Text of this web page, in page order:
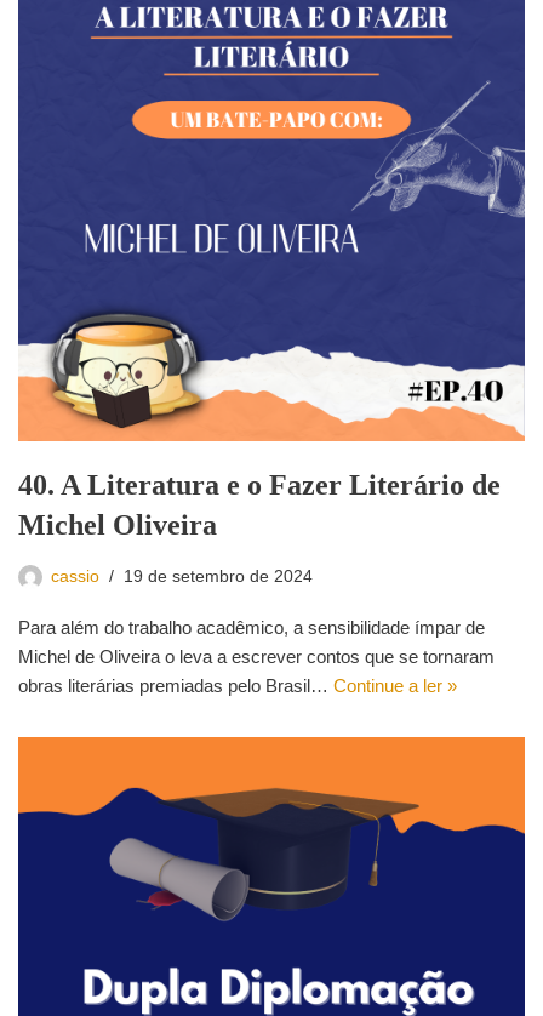
40. A Literatura e o Fazer Literário de
Michel Oliveira
cassio 19 de setembro de 2024
Para além do trabalho acadêmico, a sensibilidade ímpar de
Michel de Oliveira o leva a escrever contos que se tornaram
obras literárias premiadas pelo Brasil… Continue a ler »